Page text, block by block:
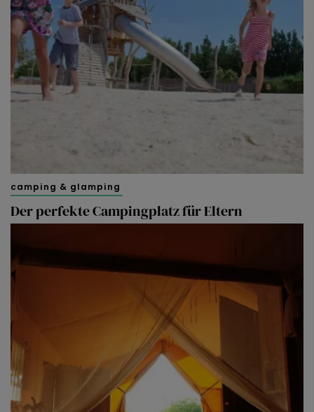
camping & glamping
Der perfekte Campingplatz für Eltern